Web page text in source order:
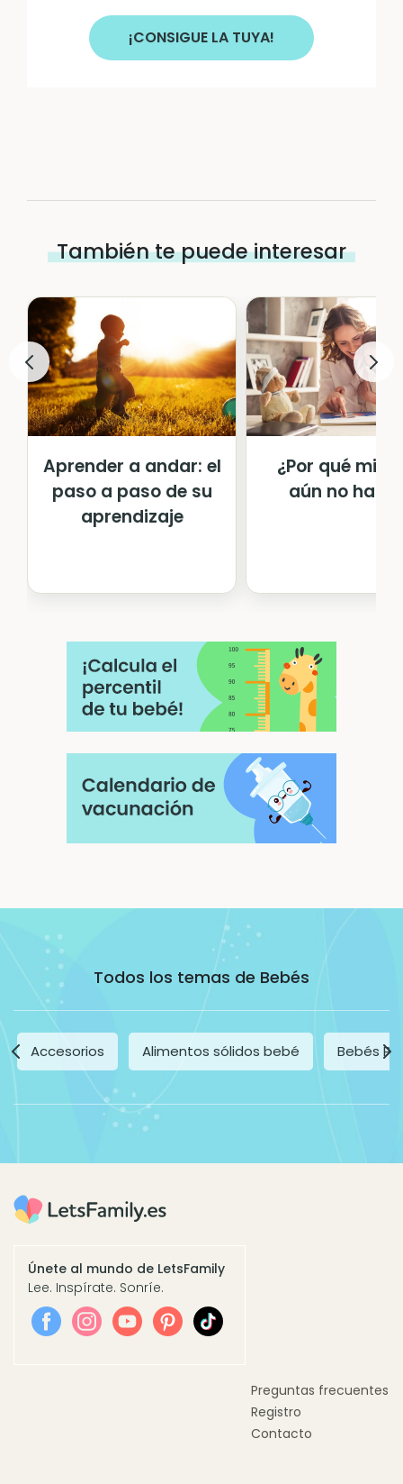
¡CONSIGUE LA TUYA!
También te puede interesar
Aprender a andar: el
paso a paso de su
aprendizaje
¿Por qué mi
aún no
Todos los temas de Bebés
Accesorios Alimentos sólidos bebé Bebés
Únete al mundo de LetsFamily
Lee. Inspírate. Sonríe.
Preguntas frecuentes
Registro
Contacto